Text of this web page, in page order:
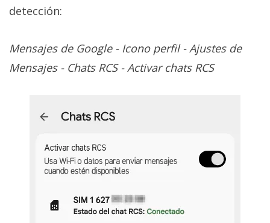
detección:
Mensajes de Google - Icono perfil - Ajustes de
Mensajes - Chats RCS - Activar chats RCS